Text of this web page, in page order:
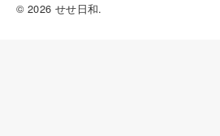
© 2026 せせ日和.